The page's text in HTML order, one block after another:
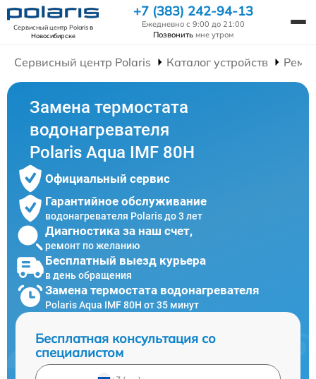
Сервисный центр Polarisв
Новосибирске
+7 (383) 242-94-13
Ежедневно с 9:00 до 21:00
Позвонить мне утром
Сервисный центр Polaris Каталог устройств
Замена термостата
водонагревателя
Polaris Aqua IMF 80H
Официальный сервис
Гарантийное обслуживание
водонагревателя Polaris до 3 лет
Диагностика за наш счет,
ремонт по желанию
Бесплатный выезд курьера
в день обращения
Замена термостата водонагревателя
Polaris Aqua IMF 80H от 35 минут
Бесплатная консультация со
специалистом